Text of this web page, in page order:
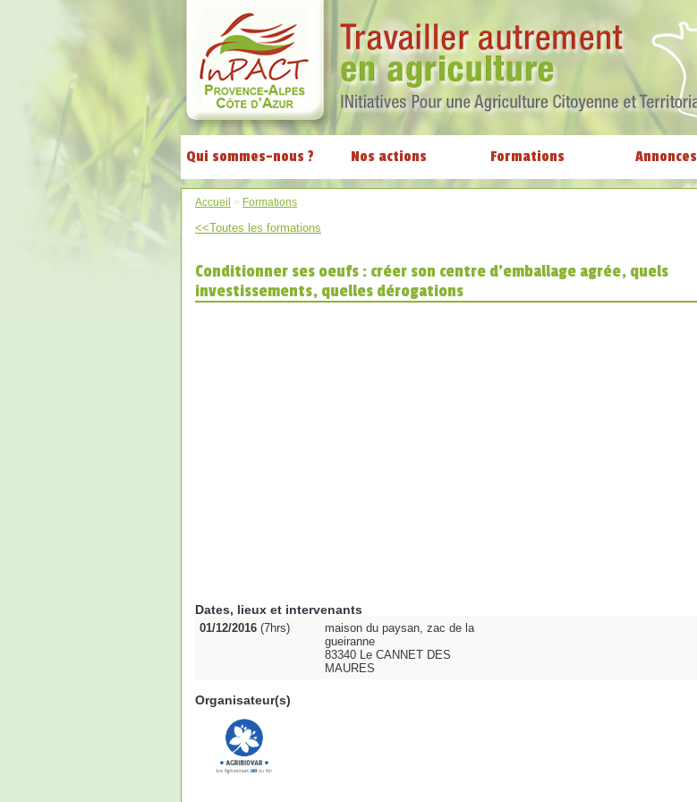
Qui sommes-nous ? Nos actions Formations Annonces
Accueil > Formations
<<Toutes les formations
Conditionner ses oeufs : créer son centre d'emballage agrée, quels
investissements, quelles dérogations
Dates, lieux et intervenants
01/12/2016 (7hrs)
maison du paysan, zac de la
gueiranne
83340 Le CANNET DES
MAURES
Organisateur(s)